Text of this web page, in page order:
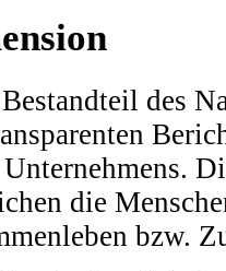
des
die
bzw.